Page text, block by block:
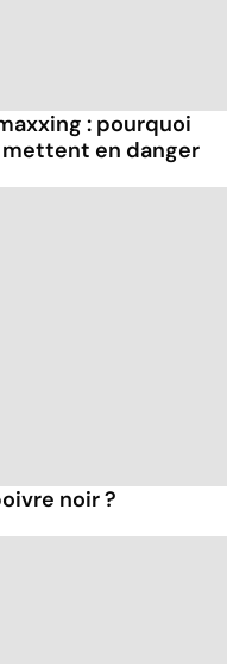
: pourquoi
en danger
noir ?